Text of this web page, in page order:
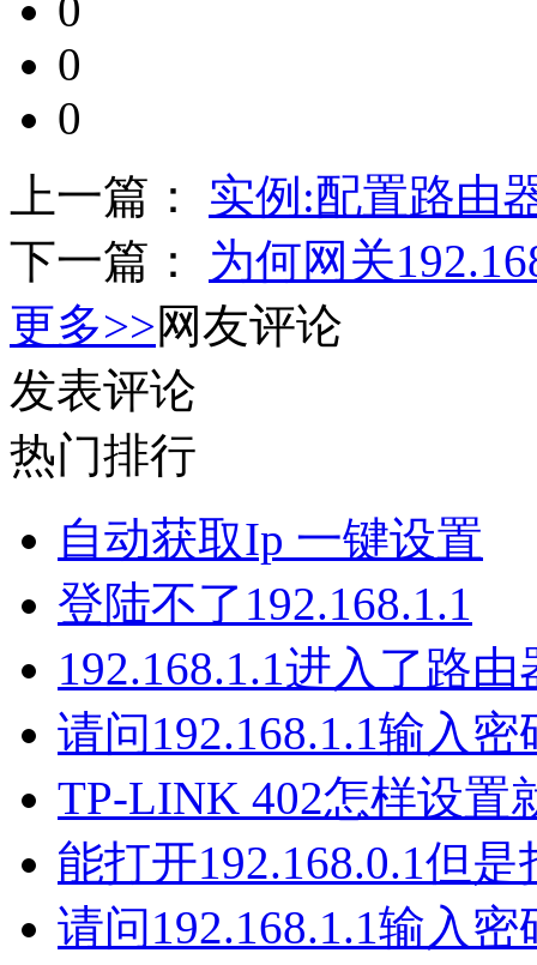
0
0
0
上一篇： 实例:配置路由
下一篇： 为何网关
更多>>网友评论
发表评论
热门排行
自动获取Ip 一键设置
登陆不了192.168.1.1
192.168.1.1进入了路
请问192.168.1.1输入
TP-LINK 402怎样设
能打开192.168.0.1但
请问192.168.1.1输入